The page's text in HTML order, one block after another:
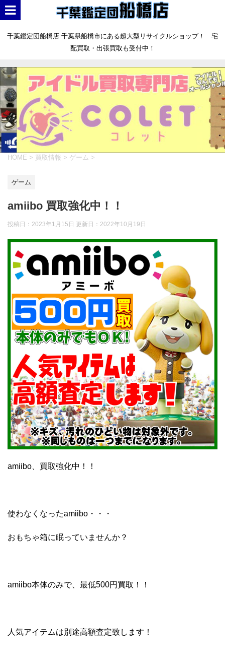
千葉鑑定団船橋店 千葉県船橋市にある超大型リサイクルショップ！ 宅
配買取・出張買取も受付中！
HOME > 買取情報 > ゲーム >
ゲーム
amiibo 買取強化中！！
投稿日：2023年1月15日 更新日： 2022年10月19日
amiibo、買取強化中！！
使わなくなったamiibo・・・
おもちゃ箱に眠っていませんか？
amiibo本体のみで、最低500円買取！！
人気アイテムは別途高額査定致します！